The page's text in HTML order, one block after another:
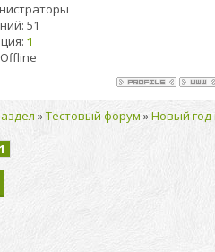
51
1
Offline
»Тестовый форум »Новый год
1